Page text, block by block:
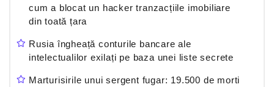
cum a blocat un hacker tranzacțiile imobiliare
din toată țara
Rusia îngheață conturile bancare ale
intelectualilor exilați pe baza unei liste secrete
Marturisirile unui sergent fugar: 19.500 de morti